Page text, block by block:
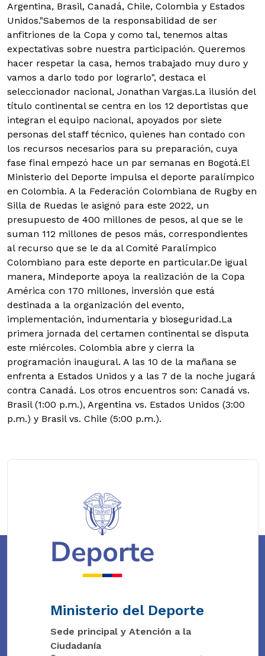
Argentina, Brasil, Canadá, Chile, Colombia y Estados
Unidos."Sabemos de la responsabilidad de ser
anfitriones de la Copa y como tal, tenemos altas
expectativas sobre nuestra participación. Queremos
hacer respetar la casa, hemos trabajado muy duro y
vamos a darlo todo por lograrlo", destaca el
seleccionador nacional, Jonathan Vargas.La ilusión del
título continental se centra en los 12 deportistas que
integran el equipo nacional, apoyados por siete
personas del staff técnico, quienes han contado con
los recursos necesarios para su preparación, cuya
fase final empezó hace un par semanas en Bogotá.El
Ministerio del Deporte impulsa el deporte paralímpico
en Colombia. A la Federación Colombiana de Rugby en
Silla de Ruedas le asignó para este 2022, un
presupuesto de 400 millones de pesos, al que se le
suman 112 millones de pesos más, correspondientes
al recurso que se le da al Comité Paralímpico
Colombiano para este deporte en particular.De igual
manera, Mindeporte apoya la realización de la Copa
América con 170 millones, inversión que está
destinada a la organización del evento,
implementación, indumentaria y bioseguridad.La
primera jornada del certamen continental se disputa
este miércoles. Colombia abre y cierra la
programación inaugural. A las 10 de la mañana se
enfrenta a Estados Unidos y a las 7 de la noche jugará
contra Canadá. Los otros encuentros son: Canadá vs.
Brasil (1:00 p.m.), Argentina vs. Estados Unidos (3:00
p.m.) y Brasil vs. Chile (5:00 p.m.).
Ministerio del Deporte
Sede principal y Atención a la
Ciudadanía